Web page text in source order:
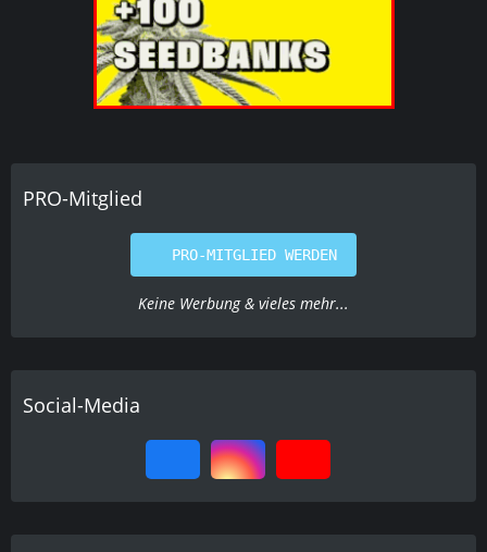
PRO-Mitglied
PRO-MITGLIED WERDEN
Keine Werbung & vieles mehr...
Social-Media